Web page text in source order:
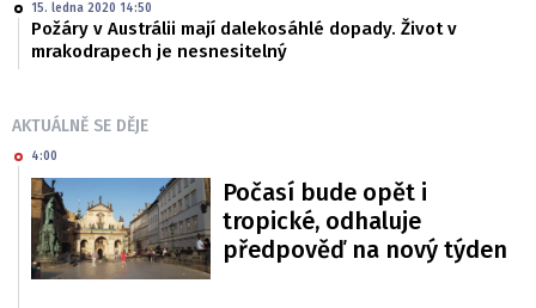
15. ledna 2020 14:50
Požáry v Austrálii mají dalekosáhlé dopady. Život v
mrakodrapech je nesnesitelný
AKTUÁLNĚ SE DĚJE
4:00
Počasí bude opět i
tropické, odhaluje
předpověď na nový týden